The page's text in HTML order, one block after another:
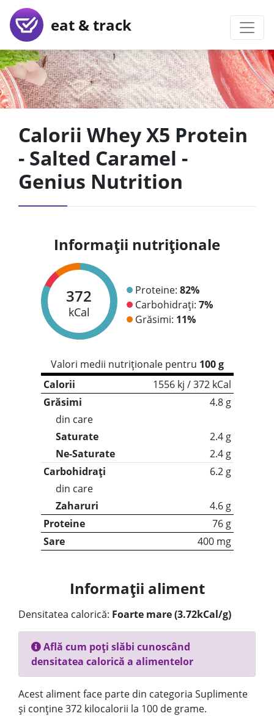
eat & track
Calorii Whey X5 Protein
- Salted Caramel -
Genius Nutrition
Informații nutriționale
372
kCal
Proteine: 82%
Carbohidrați: 7%
Grăsimi: 11%
Valori medii nutriționale pentru 100 g
Calorii
1556 kj / 372 kCal
Grăsimi
4.8 g
din care
Saturate
2.4 g
Ne-Saturate
2.4 g
Carbohidrați
6.2 g
din care
Zaharuri
4.6 g
Proteine
76 g
Sare
400 mg
Informații aliment
Densitatea calorică: Foarte mare (3.72kCal/g)
Află cum poți slăbi cunoscând
densitatea calorică a alimentelor
Acest aliment face parte din categoria Suplimente
și conține 372 kilocalorii la 100 de grame.